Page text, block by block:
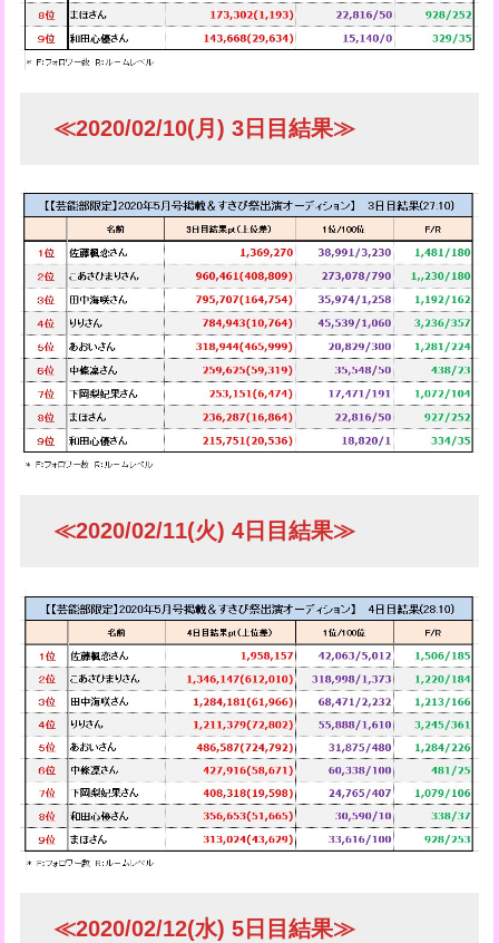
≪2020/02/10(月) 3日目結果≫
≪2020/02/11(火) 4日目結果≫
≪2020/02/12(水) 5日目結果≫